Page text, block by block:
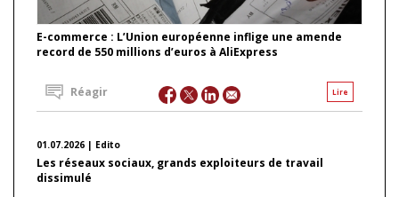
E-commerce : L’Union européenne inflige une amende
record de 550 millions d’euros à AliExpress
Lire
Réagir
01.07.2026 | Edito
Les réseaux sociaux, grands exploiteurs de travail
dissimulé